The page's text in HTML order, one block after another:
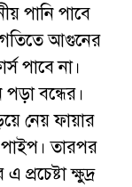
পানি পাবে
গতিতে আগুনের
পাবে না।
বন্ধের।
নেয় ফায়ার
পাইপ। তারপর
ক্ষুদ্র